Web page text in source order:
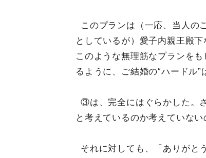
このプランは（一応、当人の
としているが）愛子内親王殿
このような無理筋なプランを
るように、ご結婚の“ハードル
③は、完全にはぐらかした。
と考えているのか考えていない
それに対しても、「ありがと